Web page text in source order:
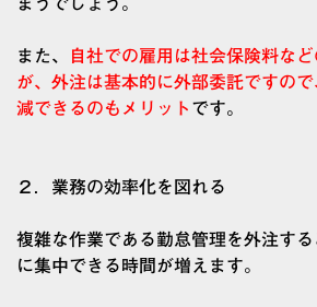
また、
自社での雇用は社会保険料な
が、外注は基本的に外部委託ですの
減できるのもメリット です。
２．業務の効率化を図れる
複雑な作業である勤怠管理を外注す
に集中できる時間が増えます。